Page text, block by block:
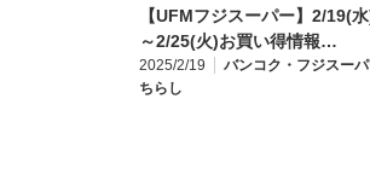
【UFMフジスーパー】2/19(
～2/25(火)お買い得情報…
2025/2/19
バンコク・フジスー
ちらし